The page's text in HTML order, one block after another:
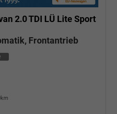
2.0 TDI LÜ Lite Sport
Frontantrieb